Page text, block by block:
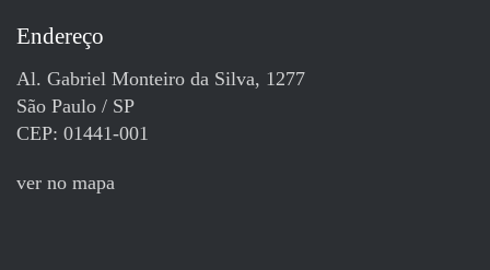
Endereço
Al. Gabriel Monteiro da Silva, 1277
São Paulo / SP
CEP: 01441-001
ver no mapa